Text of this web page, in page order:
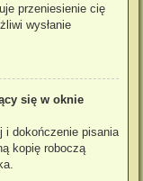
przeniesienie cię
wysłanie
się w oknie
i dokończenie pisania
kopię roboczą